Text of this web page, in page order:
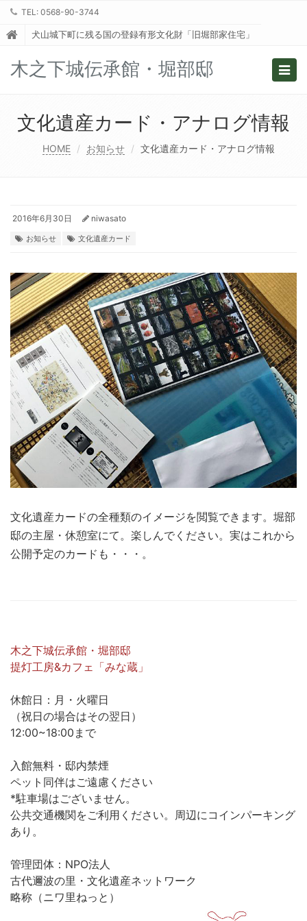
TEL: 0568-90-3744
犬山城下町に残る国の登録有形文化財「旧堀部家住宅」
木之下城伝承館・堀部邸
文化遺産カード・アナログ情報
HOME お知らせ 文化遺産カード・アナログ情報
2016年6月30日 niwasato
お知らせ 文化遺産カード
文化遺産カードの全種類のイメージを閲覧できます。堀部
邸の主屋・休憩室にて。楽しんでください。実はこれから
公開予定のカードも・・・。
木之下城伝承館・堀部邸
提灯工房&カフェ「みな蔵」
休館日：月・火曜日
（祝日の場合はその翌日）
12:00~18:00まで
入館無料・邸内禁煙
ペット同伴はご遠慮ください
*駐車場はございません。
公共交通機関をご利用ください。周辺にコインパーキング
あり。
管理団体：NPO法人
古代邇波の里・文化遺産ネットワーク
略称（ニワ里ねっと）